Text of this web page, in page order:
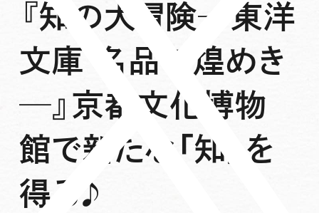
『知の大冒険─東洋
文庫 名品の煌めき
─』京都文化博物
館で新たな「知」を
得る♪